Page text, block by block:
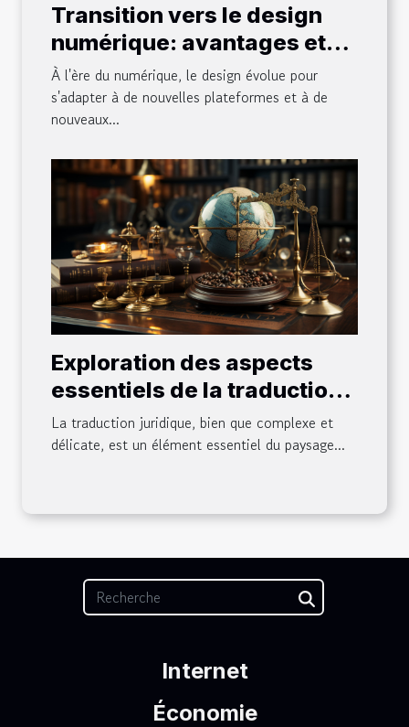
Transition vers le design
numérique: avantages et
défis
À l'ère du numérique, le design évolue pour
s'adapter à de nouvelles plateformes et à de
nouveaux...
Exploration des aspects
essentiels de la traduction
juridique
La traduction juridique, bien que complexe et
délicate, est un élément essentiel du paysage...
Internet
Économie